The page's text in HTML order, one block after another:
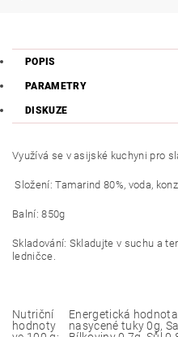
POPIS
PARAMETRY
DISKUZE
Využívá se v asijské kuchyni pro
Složení: Tamarind 80%, voda,
Balní: 850g
Skladování: Skladujte v suchu a
ledničce.
Nutriční
hodnoty
Energetická
nasycené tuky 0g,